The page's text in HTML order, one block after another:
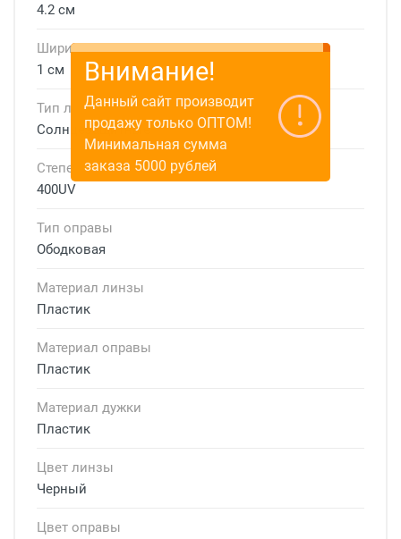
4.2 см
Ширина мостика
1 см
Тип линзы
Солнцезащитные
Степень защиты
400UV
Тип оправы
Ободковая
Материал линзы
Пластик
Материал оправы
Пластик
Материал дужки
Пластик
Цвет линзы
Черный
Цвет оправы
Внимание!
Данный сайт производит
продажу только ОПТОМ!
Минимальная сумма
заказа 5000 рублей